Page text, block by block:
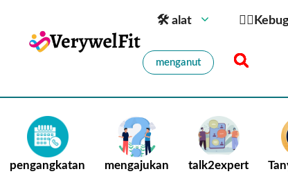
🛠 alat
menganut
pengangkatan mengajukan talk2expert